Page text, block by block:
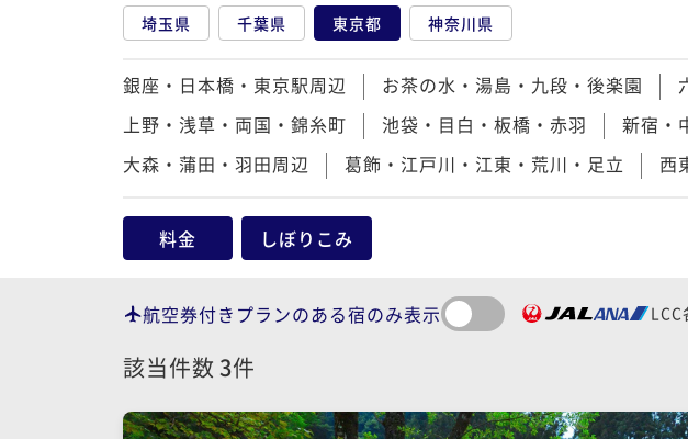
埼玉県 千葉県 東京都 神奈川県
銀座・日本橋・東京駅周辺 お茶の水・湯島・九段・後楽園
上野・浅草・両国・錦糸町
池袋・目白・板橋・赤羽 新宿・
大森・蒲田・羽田周辺
葛飾・江戸川・江東・荒川・足立 西
料金 しぼりこみ
航空券付きプランのある宿のみ表示 LCC
該当件数 3件